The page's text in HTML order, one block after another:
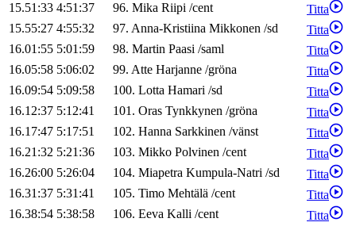
15.51:33 4:51:37 96. Mika Riipi /cent
Titta
15.55:27 4:55:32 97. Anna-Kristiina Mikkonen /sd
Titta
16.01:55 5:01:59 98. Martin Paasi /saml
Titta
16.05:58 5:06:02 99. Atte Harjanne /gröna
Titta
16.09:54 5:09:58 100. Lotta Hamari /sd
Titta
16.12:37 5:12:41 101. Oras Tynkkynen /gröna
Titta
16.17:47 5:17:51 102. Hanna Sarkkinen /vänst
Titta
16.21:32 5:21:36 103. Mikko Polvinen /cent
Titta
16.26:00 5:26:04 104. Miapetra Kumpula-Natri /sd
Titta
16.31:37 5:31:41 105. Timo Mehtälä /cent
Titta
16.38:54 5:38:58 106. Eeva Kalli /cent
Titta